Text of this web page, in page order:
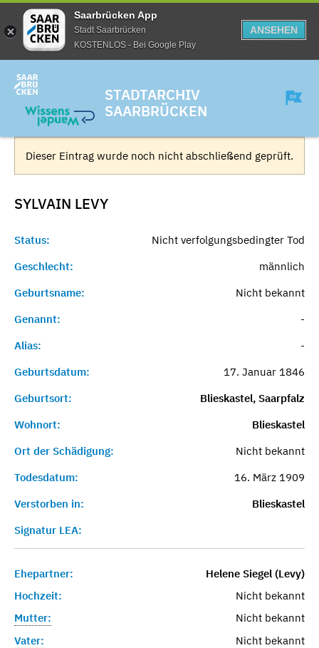
Saarbrücken App
Stadt Saarbrücken
KOSTENLOS - Bei Google Play
ANSEHEN
STADTARCHIV
SAARBRÜCKEN
Dieser Eintrag wurde noch nicht abschließend geprüft.
SYLVAIN LEVY
Status:
Nicht verfolgungsbedingter Tod
Geschlecht:
männlich
Geburtsname:
Nicht bekannt
Genannt:
-
Alias:
-
Geburtsdatum:
17. Januar 1846
Geburtsort:
Blieskastel, Saarpfalz
Wohnort:
Blieskastel
Ort der Schädigung:
Nicht bekannt
Todesdatum:
16. März 1909
Verstorben in:
Blieskastel
Signatur LEA:
Ehepartner:
Helene Siegel (Levy)
Hochzeit:
Nicht bekannt
Mutter:
Nicht bekannt
Vater:
Nicht bekannt